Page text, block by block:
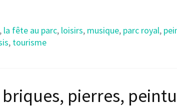
, la fête au parc, loisirs, musique, parc royal,
, tourisme
pierres,